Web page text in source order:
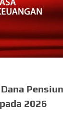
Pensiun
2026